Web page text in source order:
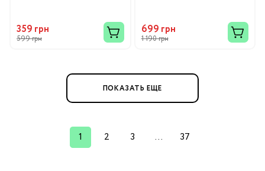
359 грн
599 грн
699 грн
1 190 грн
ПОКАЗАТЬ ЕЩЕ
1 2 3 ... 37